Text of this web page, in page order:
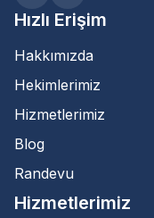
Hızlı Erişim
Hakkımızda
Hekimlerimiz
Hizmetlerimiz
Blog
Randevu
Hizmetlerimiz